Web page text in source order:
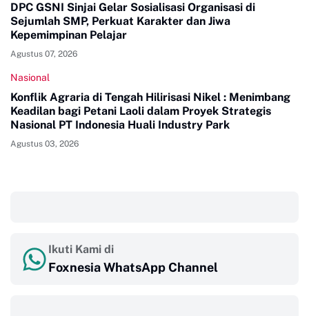
DPC GSNI Sinjai Gelar Sosialisasi Organisasi di
Sejumlah SMP, Perkuat Karakter dan Jiwa
Kepemimpinan Pelajar
Agustus 07, 2026
Nasional
Konflik Agraria di Tengah Hilirisasi Nikel : Menimbang
Keadilan bagi Petani Laoli dalam Proyek Strategis
Nasional PT Indonesia Huali Industry Park
Agustus 03, 2026
Ikuti Kami di
Foxnesia WhatsApp Channel